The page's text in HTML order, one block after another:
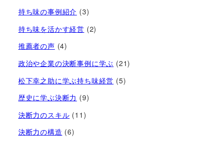
持ち味の事例紹介 (3)
持ち味を活かす経営​ (2)
推薦者の声 (4)
政治や企業の決断事例に学ぶ (21)
松下幸之助に学ぶ持ち味経営 (5)
歴史に学ぶ決断力 (9)
決断力のスキル (11)
決断力の構造 (6)